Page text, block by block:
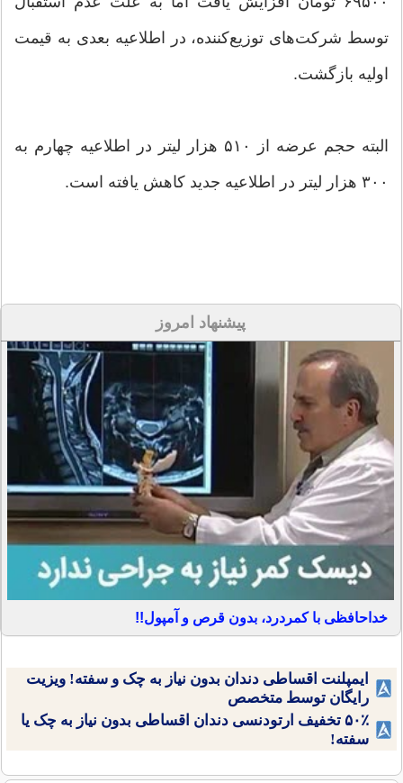
توسط شرکت‌های توزیع‌کننده، در اطلاعیه بعدی به قیمت
اولیه بازگشت.
البته حجم عرضه از ۵۱۰ هزار لیتر در اطلاعیه چهارم به
۳۰۰ هزار لیتر در اطلاعیه جدید کاهش یافته است.
پیشنهاد امروز
خداحافظی با کمردرد، بدون قرص و آمپول!!
ایمپلنت اقساطی دندان بدون نیاز به چک و سفته! ویزیت
رایگان توسط متخصص
۵۰٪ تخفیف ارتودنسی دندان اقساطی بدون نیاز به چک یا
سفته!